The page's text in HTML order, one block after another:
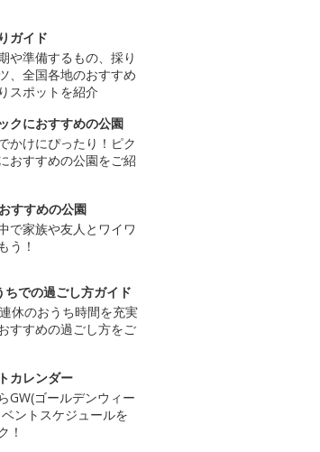
ガイド
や準備するもの、採り
、全国各地のおすすめ
スポットを紹介
クにおすすめの公園
かけにぴったり！ピク
おすすめの公園をご紹
すすめの公園
で家族や友人とワイワ
う！
ちでの過ごし方ガイド
休のおうち時間を充実
すすめの過ごし方をご
カレンダー
GW(ゴールデンウィー
ントスケジュールを
！